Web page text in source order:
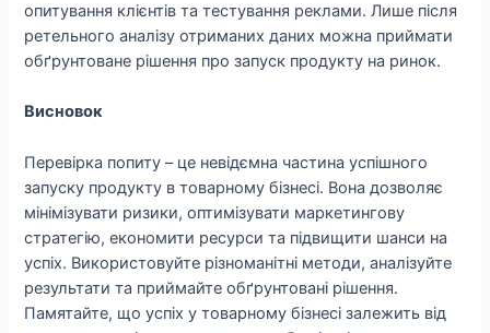
опитування клієнтів та тестування реклами. Лише після
ретельного аналізу отриманих даних можна приймати
обґрунтоване рішення про запуск продукту на ринок.
Висновок
Перевірка попиту – це невідємна частина успішного
запуску продукту в товарному бізнесі. Вона дозволяє
мінімізувати ризики, оптимізувати маркетингову
стратегію, економити ресурси та підвищити шанси на
успіх. Використовуйте різноманітні методи, аналізуйте
результати та приймайте обґрунтовані рішення.
Памятайте, що успіх у товарному бізнесі залежить від